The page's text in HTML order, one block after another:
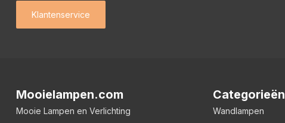
Klantenservice
Mooielampen.com
Mooie Lampen en Verlichting
Categorieën
Wandlampen